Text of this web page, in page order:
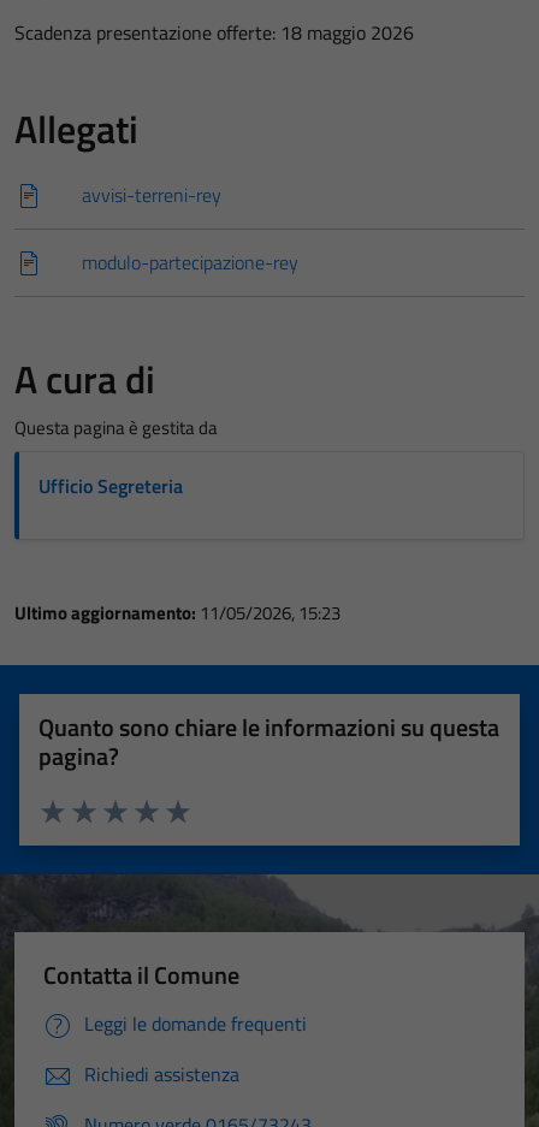
Scadenza presentazione offerte: 18 maggio 2026
Allegati
avvisi-terreni-rey
modulo-partecipazione-rey
A cura di
Questa pagina è gestita da
Ufficio Segreteria
Ultimo aggiornamento: 11/05/2026, 15:23
Quanto sono chiare le informazioni su questa
pagina?
Valuta 5 stelle su 5
Valuta 4 stelle su 5
Valuta 3 stelle su 5
Valuta 2 stelle su 5
Valuta 1 stelle su 5
Contatta il Comune
Leggi le domande frequenti
Richiedi assistenza